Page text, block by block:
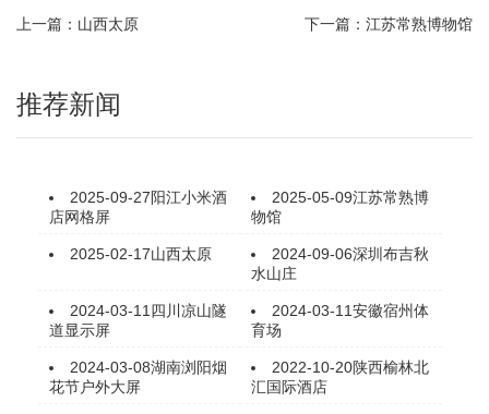
上一篇：山西太原 下一篇：江苏常熟博物馆
推荐新闻
2025-09-27阳江小米酒
店网格屏
2025-05-09江苏常熟博
物馆
2025-02-17山西太原 2024-09-06深圳布吉秋
水山庄
2024-03-11四川凉山隧
道显示屏
2024-03-11安徽宿州体
育场
2024-03-08湖南浏阳烟
花节户外大屏
2022-10-20陕西榆林北
汇国际酒店